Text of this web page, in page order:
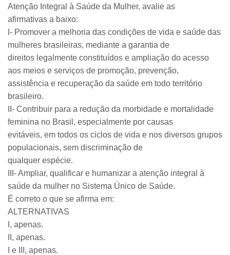
Atenção Integral à Saúde da Mulher, avalie as
afirmativas a baixo:
I- Promover a melhoria das condições de vida e saúde das
mulheres brasileiras, mediante a garantia de
direitos legalmente constituídos e ampliação do acesso
aos meios e serviços de promoção, prevenção,
assistência e recuperação da saúde em todo território
brasileiro.
II- Contribuir para a redução da morbidade e mortalidade
feminina no Brasil, especialmente por causas
evitáveis, em todos os ciclos de vida e nos diversos grupos
populacionais, sem discriminação de
qualquer espécie.
III- Ampliar, qualificar e humanizar a atenção integral à
saúde da mulher no Sistema Único de Saúde.
É correto o que se afirma em:
ALTERNATIVAS
I, apenas.
II, apenas.
I e III, apenas.